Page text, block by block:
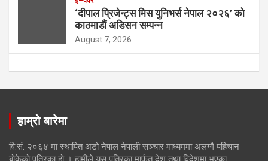
‘दीपाल प्रिजेन्ट्स मिस युनिभर्स नेपाल २०२६’ को
काठमाडौं अडिसन सम्पन्न
August 7, 2026
हाम्रो बारेमा
वि.सं. २०६४ मा स्थापित अटो नेपाल नेपाली सञ्चार माध्यममा अलग्गै पहिचान